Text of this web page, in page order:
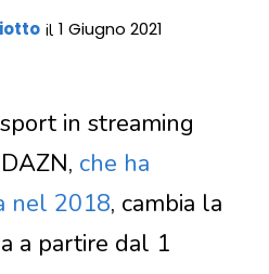
il 1 Giugno 2021
in streaming
che ha
nel 2018, cambia la
a partire dal 1